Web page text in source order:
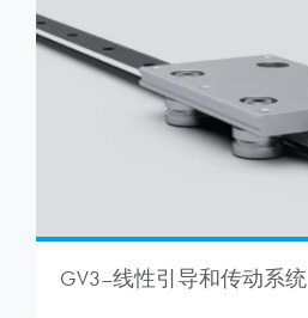
GV3–线性引导和传动系统